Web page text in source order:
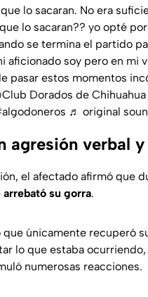
lo sacaran. No era
lo sacaran?? yo opté
se termina el partido
aficionado soy pero en mi
pasar estos momentos
Dorados de Chihuahua
♬ original
agresión verbal
el afectado afirmó que
arrebató su gorra.
que únicamente recuperó
lo que estaba
numerosas reacciones.